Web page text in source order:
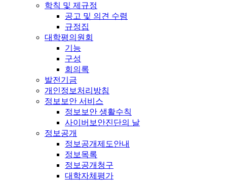
학칙 및 제규정
공고 및 의견 수렴
규정집
대학평의원회
기능
구성
회의록
발전기금
개인정보처리방침
정보보안 서비스
정보보안 생활수칙
사이버보안진단의 날
정보공개
정보공개제도안내
정보목록
정보공개청구
대학자체평가